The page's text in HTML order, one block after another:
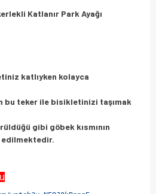
Katlanır Park Ayağı
katlıyken kolayca
bu teker ile bisikletinizi taşımak
gibi göbek kısmının
edilmektedir.